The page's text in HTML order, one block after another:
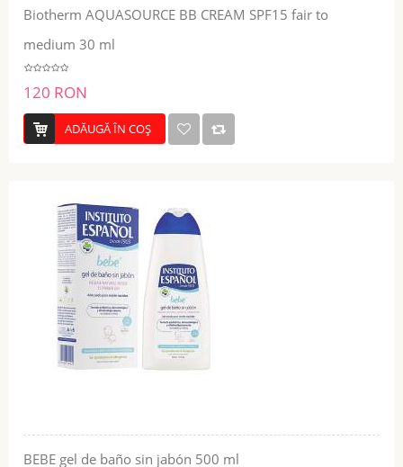
Biotherm AQUASOURCE BB CREAM SPF15 fair to
medium 30 ml
120 RON
ADĂUGĂ ÎN COŞ
BEBE gel de baño sin jabón 500 ml